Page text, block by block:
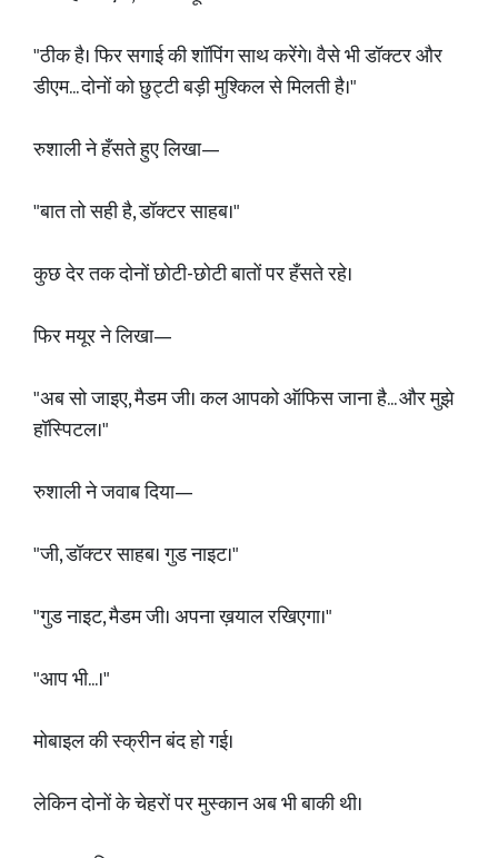
"ठीक है। फिर सगाई की शॉपिंग साथ करेंगे। वैसे भी डॉक्टर और
डीएम... दोनों को छुट्टी बड़ी मुश्किल से मिलती है।"
रुशाली ने हँसते हुए लिखा—
"बात तो सही है, डॉक्टर साहब।"
कुछ देर तक दोनों छोटी-छोटी बातों पर हँसते रहे।
फिर मयूर ने लिखा—
"अब सो जाइए, मैडम जी। कल आपको ऑफिस जाना है... और मुझे
हॉस्पिटल।"
रुशाली ने जवाब दिया—
"जी, डॉक्टर साहब। गुड नाइट।"
"गुड नाइट, मैडम जी। अपना ख़याल रखिएगा।"
"आप भी...।"
मोबाइल की स्क्रीन बंद हो गई।
लेकिन दोनों के चेहरों पर मुस्कान अब भी बाकी थी।